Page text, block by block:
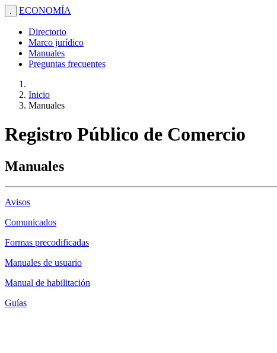
. ECONOMÍA
Directorio
Marco jurídico
Manuales
Preguntas frecuentes
Inicio
Manuales
Registro Público de Comercio
Manuales
Avisos
Comunicados
Formas precodificadas
Manuales de usuario
Manual de habilitación
Guías